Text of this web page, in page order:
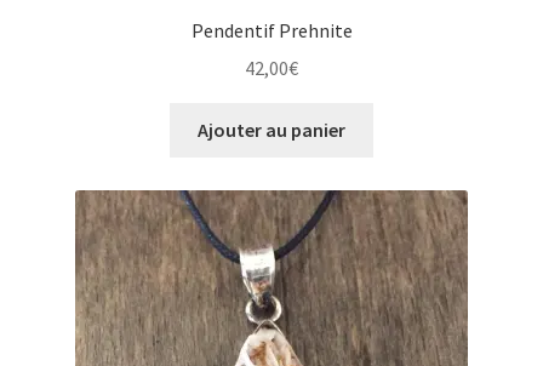
Pendentif Prehnite
42,00€
Ajouter au panier